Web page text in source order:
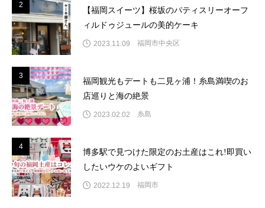
2
【福岡スイーツ】桜坂のパティスリーオーフ
ィルドゥジュールの美的ケーキ
2023.11.09 福岡市中央区
3
福岡観光もデートも二見ヶ浦！糸島満喫のお
店巡りと海の絶景
2023.02.02 糸島
4
博多駅で見つけた限定のお土産はこれ!即買い
したいウケのよいギフト
2022.12.19 福岡市